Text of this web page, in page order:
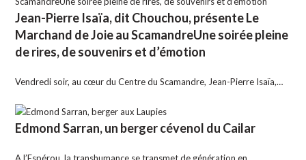
Jean-Pierre Isaïa, dit Chouchou, présente Le
Marchand de Joie au ScamandreUne soirée pleine
de rires, de souvenirs et d’émotion
Vendredi soir, au cœur du Centre du Scamandre, Jean-Pierre Isaïa,…
Edmond Sarran, un berger cévenol du Cailar